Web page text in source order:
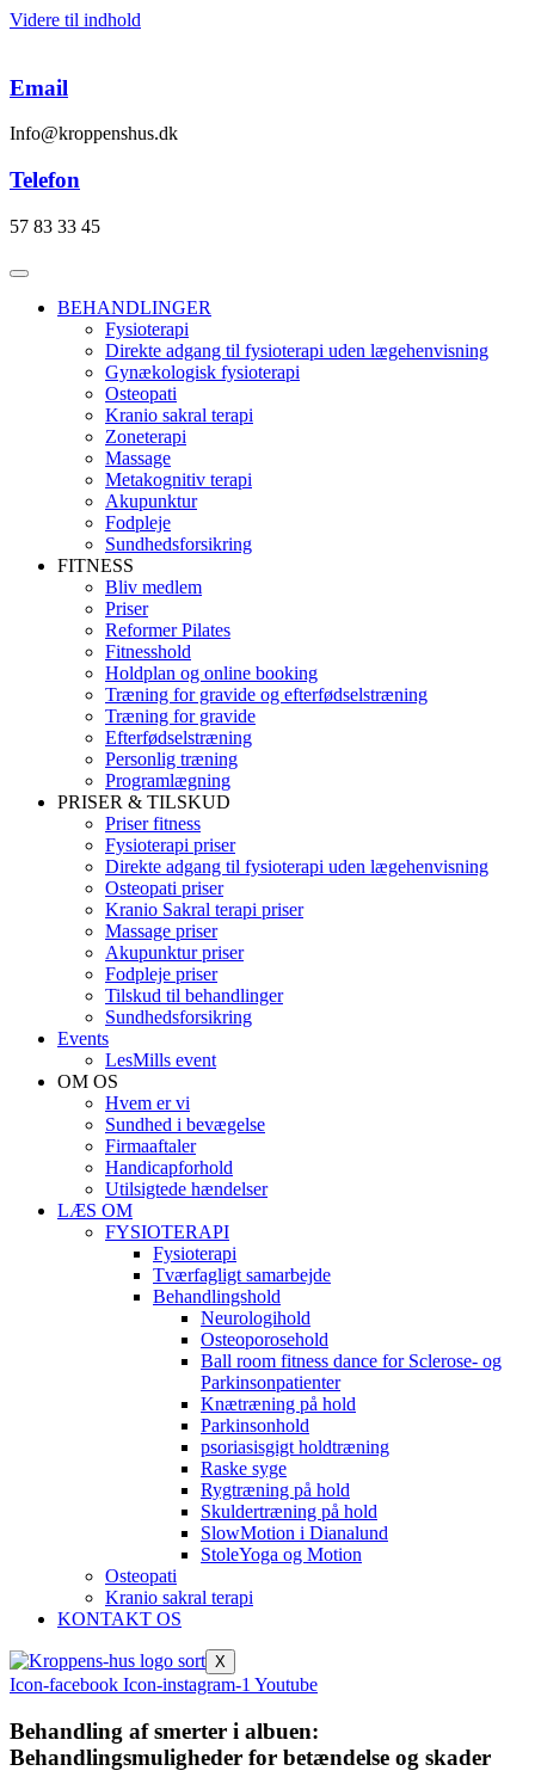
Videre til indhold
Email
Info@kroppenshus.dk
Telefon
57 83 33 45
BEHANDLINGER
Fysioterapi
Direkte adgang til fysioterapi uden lægehenvisning
Gynækologisk fysioterapi
Osteopati
Kranio sakral terapi
Zoneterapi
Massage
Metakognitiv terapi
Akupunktur
Fodpleje
Sundhedsforsikring
FITNESS
Bliv medlem
Priser
Reformer Pilates
Fitnesshold
Holdplan og online booking
Træning for gravide og efterfødselstræning
Træning for gravide
Efterfødselstræning
Personlig træning
Programlægning
PRISER & TILSKUD
Priser fitness
Fysioterapi priser
Direkte adgang til fysioterapi uden lægehenvisning
Osteopati priser
Kranio Sakral terapi priser
Massage priser
Akupunktur priser
Fodpleje priser
Tilskud til behandlinger
Sundhedsforsikring
Events
LesMills event
OM OS
Hvem er vi
Sundhed i bevægelse
Firmaaftaler
Handicapforhold
Utilsigtede hændelser
LÆS OM
FYSIOTERAPI
Fysioterapi
Tværfagligt samarbejde
Behandlingshold
Neurologihold
Osteoporosehold
Ball room fitness dance for Sclerose- og
Parkinsonpatienter
Knætræning på hold
Parkinsonhold
psoriasisgigt holdtræning
Raske syge
Rygtræning på hold
Skuldertræning på hold
SlowMotion i Dianalund
StoleYoga og Motion
Osteopati
Kranio sakral terapi
KONTAKT OS
X
Icon-facebook Icon-instagram-1 Youtube
Behandling af smerter i albuen:
Behandlingsmuligheder for betændelse og skader